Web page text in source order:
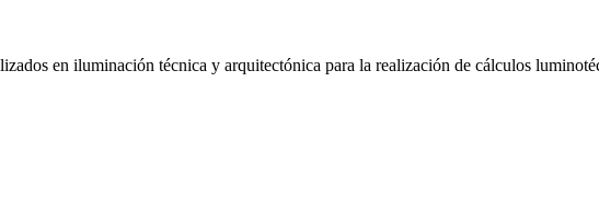
en iluminación técnica y arquitectónica para la realización de cálculos